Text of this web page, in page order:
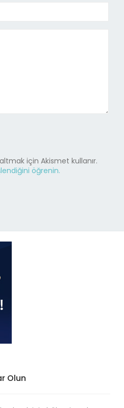
için Akismet kullanır.
öğrenin.
Olun